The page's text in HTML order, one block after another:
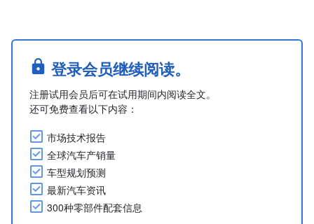
登录会员继续阅读。
注册试用会员后可在试用期间内阅读全文。
还可免费查看以下内容：
市场技术报告
全球汽车产销量
车型规划预测
最新汽车资讯
300种零部件配套信息